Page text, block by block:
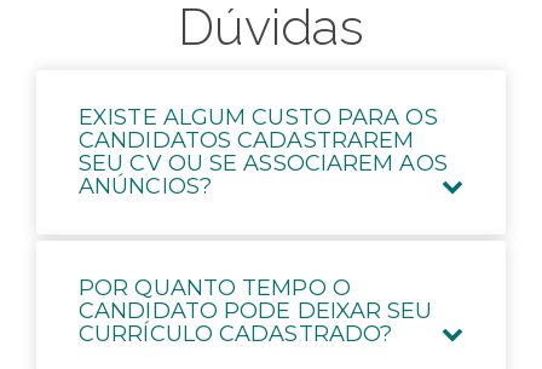
Dúvidas
EXISTE ALGUM CUSTO PARA OS
CANDIDATOS CADASTRAREM
SEU CV OU SE ASSOCIAREM AOS
ANÚNCIOS?
POR QUANTO TEMPO O
CANDIDATO PODE DEIXAR SEU
CURRÍCULO CADASTRADO?